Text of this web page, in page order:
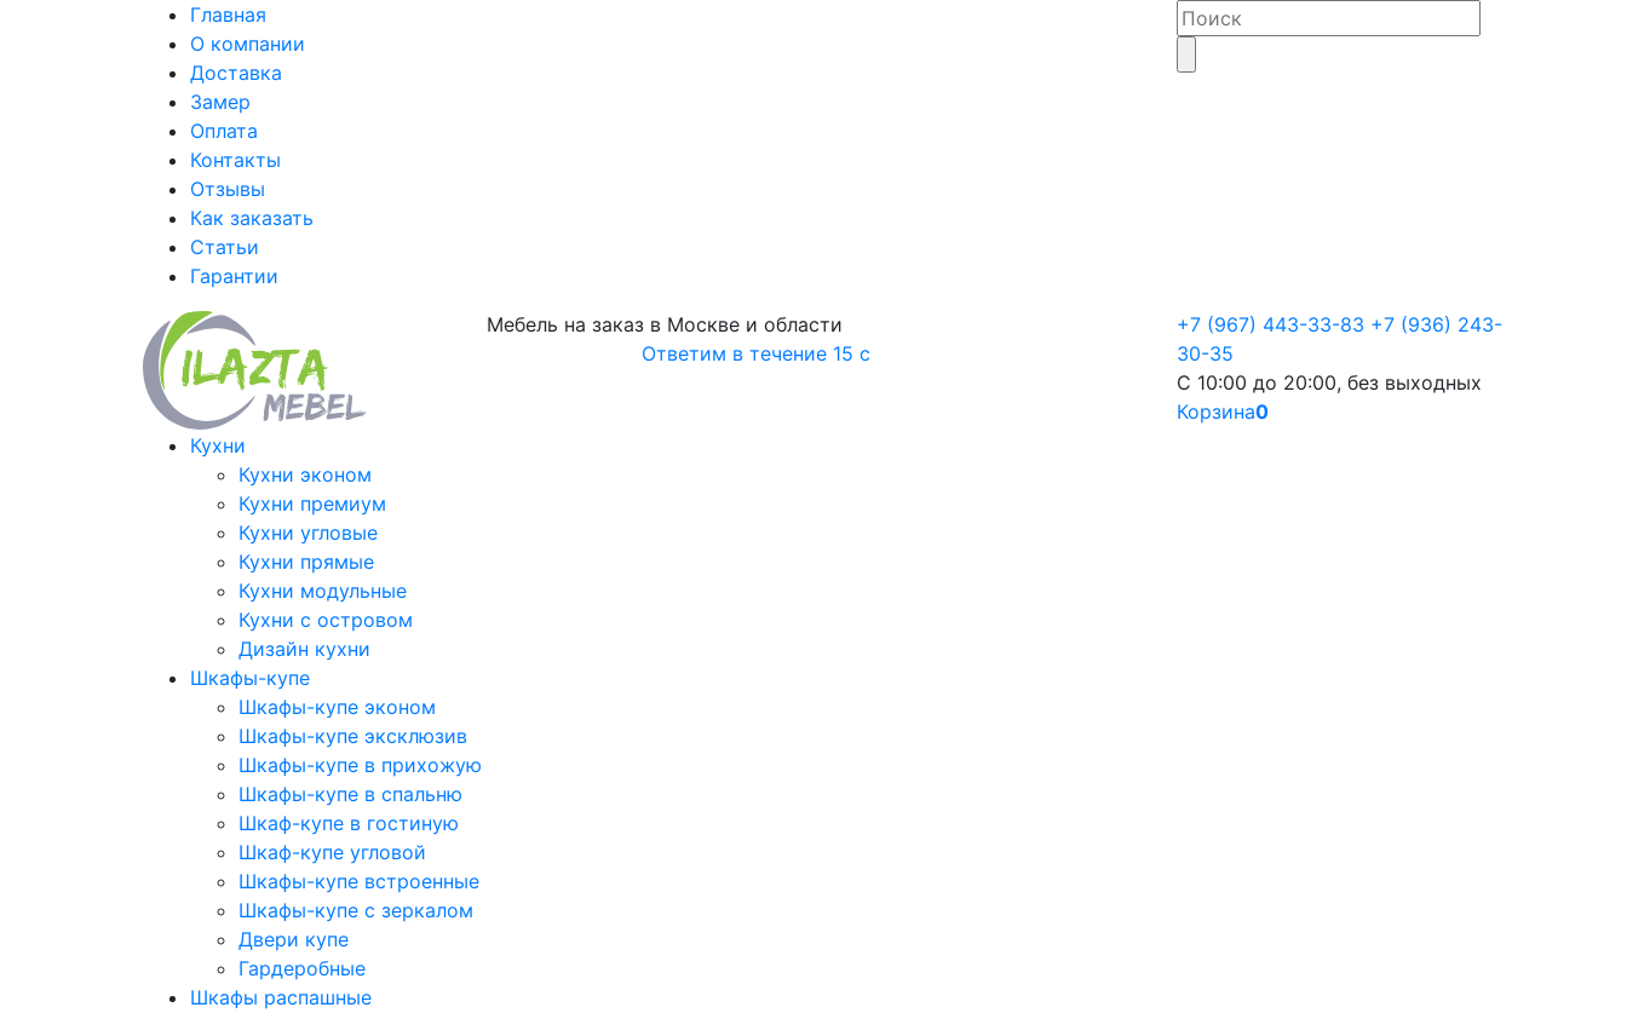
Главная
О компании
Доставка
Замер
Оплата
Контакты
Отзывы
Как заказать
Статьи
Гарантии
Мебель на заказ в Москве и области
Ответим в течение 15 с
+7 (967) 443-33-83 +7 (936) 243-
30-35
С 10:00 до 20:00, без выходных
Корзина0
Кухни
Кухни эконом
Кухни премиум
Кухни угловые
Кухни прямые
Кухни модульные
Кухни с островом
Дизайн кухни
Шкафы-купе
Шкафы-купе эконом
Шкафы-купе эксклюзив
Шкафы-купе в прихожую
Шкафы-купе в спальню
Шкаф-купе в гостиную
Шкаф-купе угловой
Шкафы-купе встроенные
Шкафы-купе с зеркалом
Двери купе
Гардеробные
Шкафы распашные